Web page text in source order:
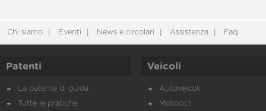
Chi siamo Eventi News e circolari Assistenza Faq
Patenti
La patente di guida
Tutte le pratiche
Veicoli
Autoveicoli
Motocicli